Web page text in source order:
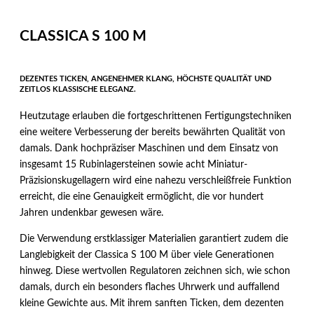
CLASSICA S 100 M
DEZENTES TICKEN, ANGENEHMER KLANG, HÖCHSTE QUALITÄT UND
ZEITLOS KLASSISCHE ELEGANZ.
Heutzutage erlauben die fortgeschrittenen Fertigungstechniken
eine weitere Verbesserung der bereits bewährten Qualität von
damals. Dank hochpräziser Maschinen und dem Einsatz von
insgesamt 15 Rubinlagersteinen sowie acht Miniatur-
Präzisionskugellagern wird eine nahezu verschleißfreie Funktion
erreicht, die eine Genauigkeit ermöglicht, die vor hundert
Jahren undenkbar gewesen wäre.
Die Verwendung erstklassiger Materialien garantiert zudem die
Langlebigkeit der Classica S 100 M über viele Generationen
hinweg. Diese wertvollen Regulatoren zeichnen sich, wie schon
damals, durch ein besonders flaches Uhrwerk und auffallend
kleine Gewichte aus. Mit ihrem sanften Ticken, dem dezenten